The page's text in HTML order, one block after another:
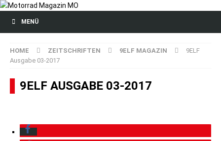
MENÜ
HOME ZEITSCHRIFTEN 9ELF MAGAZIN
9ELF
Ausgabe 03-2017
9ELF AUSGABE 03-2017